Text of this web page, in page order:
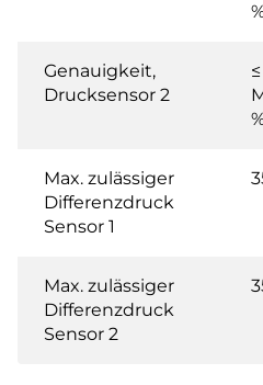
Genauigkeit,
Drucksensor 2
Max. zulässiger
Differenzdruck
Sensor 1
Max. zulässiger
Differenzdruck
Sensor 2